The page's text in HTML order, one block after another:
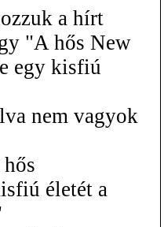
a hírt
"A hős New
egy kisfiú
nem vagyok
életét a